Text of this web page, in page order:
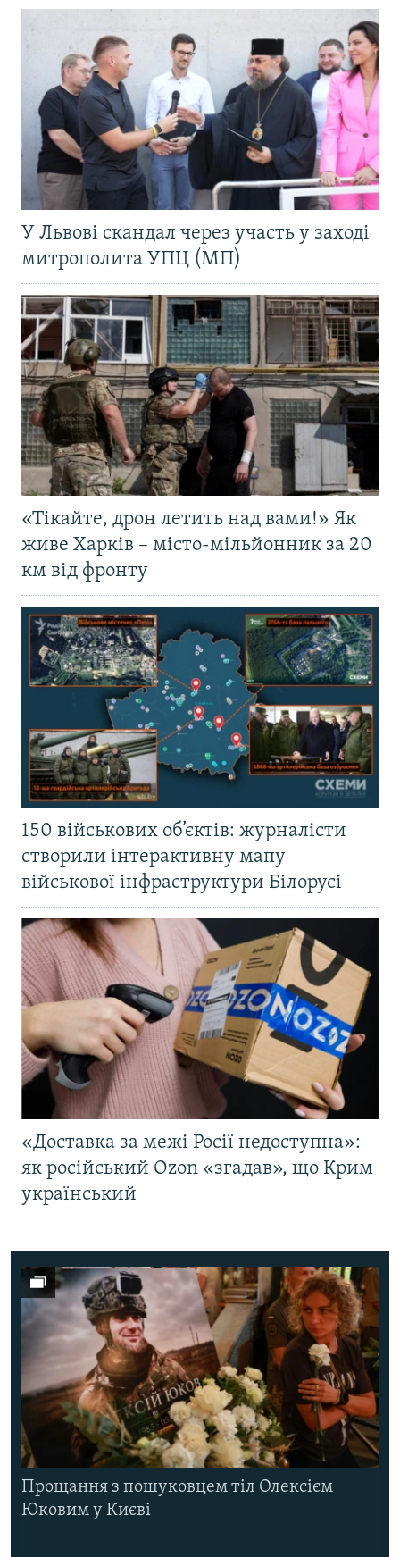
У Львові скандал через участь у заході
митрополита УПЦ (МП)
«Тікайте, дрон летить над вами!» Як
живе Харків – місто-мільйонник за 20
км від фронту
150 військових об’єктів: журналісти
створили інтерактивну мапу
військової інфраструктури Білорусі
«Доставка за межі Росії недоступна»:
як російський Ozon «згадав», що Крим
український
Прощання з пошуковцем тіл Олексієм
Юковим у Києві